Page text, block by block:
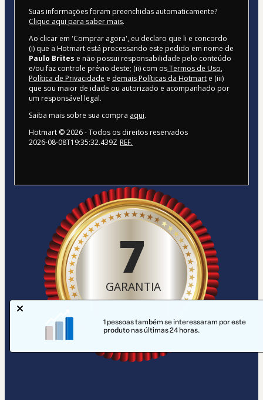
Suas informações foram preenchidas automaticamente?
Clique aqui para saber mais.
Ao clicar em 'Comprar agora', eu declaro que li e concordo
(i) que a Hotmart está processando este pedido em nome de
Paulo Brites e não possui responsabilidade pelo conteúdo
e/ou faz controle prévio deste; (ii) com osTermos de Uso,
Política de Privacidade e demais Políticas da Hotmart e (iii)
que sou maior de idade ou autorizado e acompanhado por
um responsável legal.
Saiba mais sobre sua compra aqui.
Hotmart ©2026- Todos os direitos reservados
2026-08-08T19:35:32.439Z REF.
7
GARANTIA
1 pessoas também se interessaram por este
produto nas últimas 24 horas.